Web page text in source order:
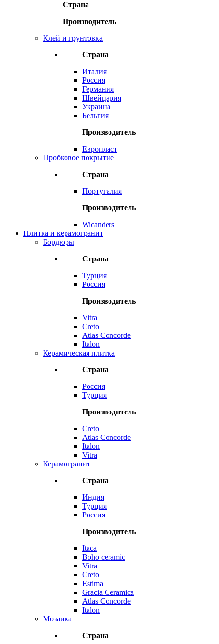
Страна
Производитель
Клей и грунтовка
Страна
Италия
Россия
Германия
Швейцария
Украина
Бельгия
Производитель
Европласт
Пробковое покрытие
Страна
Португалия
Производитель
Wicanders
Плитка и керамогранит
Бордюры
Страна
Турция
Россия
Производитель
Vitra
Creto
Atlas Concorde
Italon
Керамическая плитка
Страна
Россия
Турция
Производитель
Creto
Atlas Concorde
Italon
Vitra
Керамогранит
Страна
Индия
Турция
Россия
Производитель
Itaca
Boho ceramic
Vitra
Creto
Estima
Gracia Ceramica
Atlas Concorde
Italon
Мозаика
Страна